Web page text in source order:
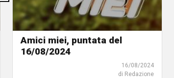
Amici miei, puntata del
16/08/2024
16/08/2024
di Redazione